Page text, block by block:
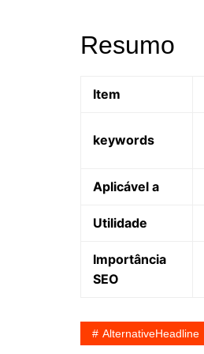
Resumo
Item
keywords
Aplicável a
Utilidade
Importância
SEO
AlternativeHeadline